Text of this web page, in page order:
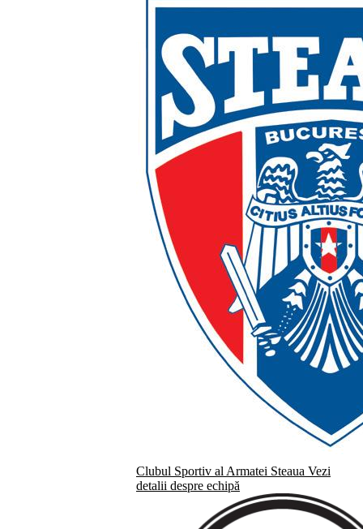
Clubul Sportiv al Armatei Steaua Vezi
detalii despre echipă